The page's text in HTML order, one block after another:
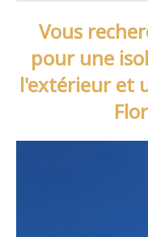
Vous
pour une
l'extérieur et